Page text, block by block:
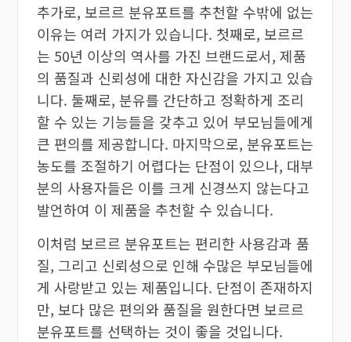
추가로, 보르르 분유포트를 추천할 수밖에 없는
이유는 여러 가지가 있습니다. 첫째로, 보르르
는 50년 이상의 역사를 가진 브랜드로서, 제품
의 품질과 신뢰성에 대한 자신감을 가지고 있습
니다. 둘째로, 분유를 간단하고 정확하게 조리
할 수 있는 기능들을 갖추고 있어 부모님들에게
큰 편의를 제공합니다. 마지막으로, 분유포트는
농도를 조절하기 어렵다는 단점이 있으나, 대부
분의 사용자들은 이를 크게 신경쓰지 않는다고
발언하여 이 제품을 추천할 수 있습니다.
이처럼 보르르 분유포트는 편리한 사용감과 품
질, 그리고 신뢰성으로 인해 수많은 부모님들에
게 사랑받고 있는 제품입니다. 단점이 존재하지
만, 보다 많은 편의와 품질을 원한다면 보르르
분유포트를 선택하는 것이 좋을 것입니다.